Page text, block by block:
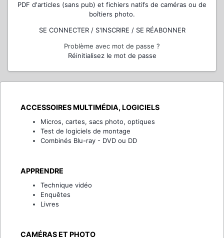
PDF d'articles (sans pub) et fichiers natifs de caméras ou de
boîtiers photo.
SE CONNECTER / S'INSCRIRE / SE RÉABONNER
Problème avec mot de passe ?
Réinitialisez le mot de passe
ACCESSOIRES MULTIMÉDIA, LOGICIELS
Micros, cartes, sacs photo, optiques
Test de logiciels de montage
Combinés Blu-ray - DVD ou DD
APPRENDRE
Technique vidéo
Enquêtes
Livres
CAMÉRAS ET PHOTO